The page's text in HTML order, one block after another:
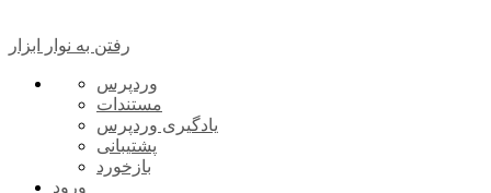
رفتن به نوار ابزار
درباره
وردپرس
وردپرس
مستندات
یادگیری وردپرس
پشتیبانی
بازخورد
ورود